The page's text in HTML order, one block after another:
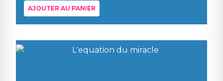
AJOUTER AU PANIER